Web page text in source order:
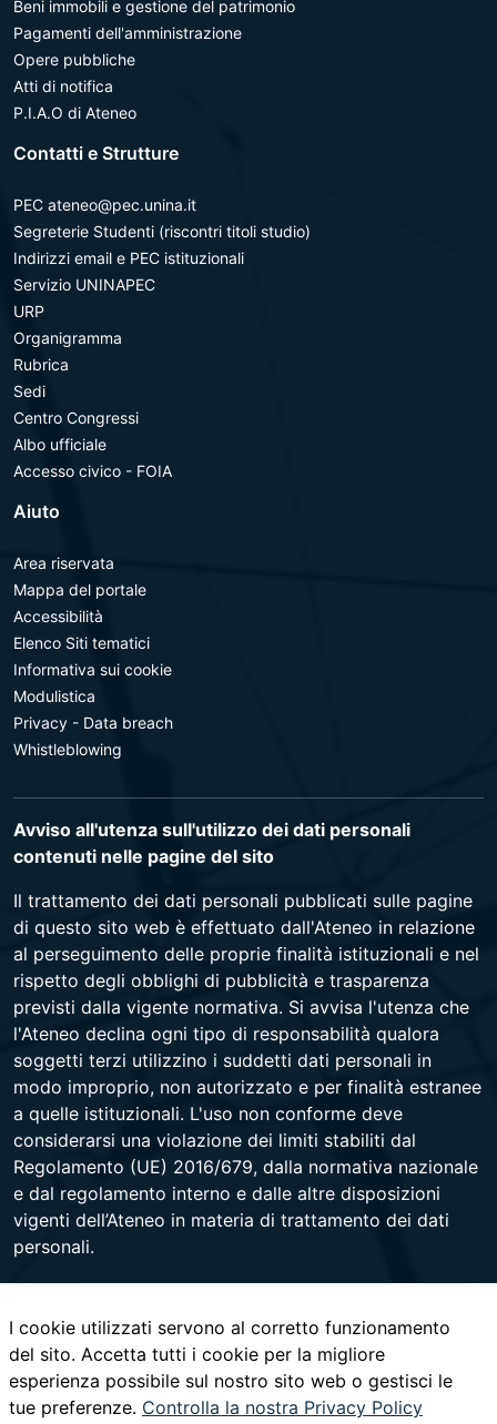
Beni immobili e gestione del patrimonio
Pagamenti dell'amministrazione
Opere pubbliche
Atti di notifica
P.I.A.O di Ateneo
Contatti e Strutture
PEC ateneo@pec.unina.it
Segreterie Studenti (riscontri titoli studio)
Indirizzi email e PEC istituzionali
Servizio UNINAPEC
URP
Organigramma
Rubrica
Sedi
Centro Congressi
Albo ufficiale
Accesso civico - FOIA
Aiuto
Area riservata
Mappa del portale
Accessibilità
Elenco Siti tematici
Informativa sui cookie
Modulistica
Privacy - Data breach
Whistleblowing
Avviso all'utenza sull'utilizzo dei dati personali
contenuti nelle pagine del sito
Il trattamento dei dati personali pubblicati sulle pagine
di questo sito web è effettuato dall'Ateneo in relazione
al perseguimento delle proprie finalità istituzionali e nel
rispetto degli obblighi di pubblicità e trasparenza
previsti dalla vigente normativa. Si avvisa l'utenza che
l'Ateneo declina ogni tipo di responsabilità qualora
soggetti terzi utilizzino i suddetti dati personali in
modo improprio, non autorizzato e per finalità estranee
a quelle istituzionali. L'uso non conforme deve
considerarsi una violazione dei limiti stabiliti dal
Regolamento (UE) 2016/679, dalla normativa nazionale
e dal regolamento interno e dalle altre disposizioni
vigenti dell’Ateneo in materia di trattamento dei dati
personali.
Università degli Studi di Napoli Federico II
Corso Umberto I 40 - 80138 Napoli - Centralino +39
081 2531111 -www.contactcenter.unina.it- C.F.
00876220633 - PEC ateneo@pec.unina.it
I cookie utilizzati servono al corretto funzionamento
del sito. Accetta tutti i cookie per la migliore
esperienza possibile sul nostro sito web o gestisci le
tue preferenze. Controlla la nostra Privacy Policy